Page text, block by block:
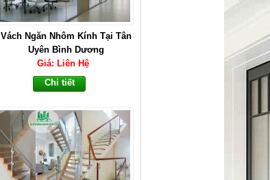
Thi Công Cầu Thang Đẹp Hàng
Đầu Tại Bình Dương
Giá: Liên Hệ
Chi tiết